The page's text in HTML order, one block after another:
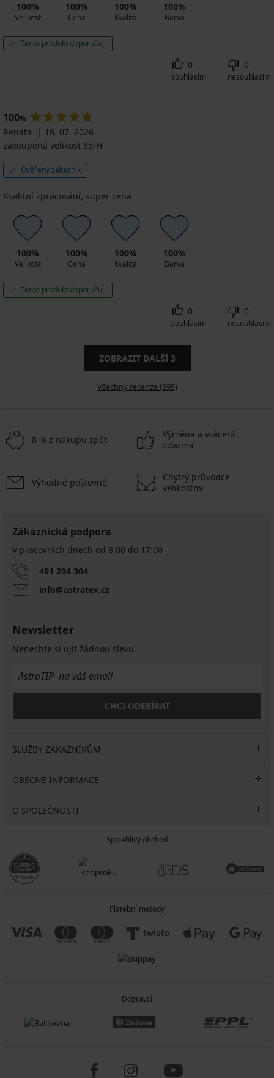
100%
Velikost
100%
Cena
100%
Kvalita
100%
Barva
Tento produkt doporučuji
0
souhlasím
0
nesouhlasím
100%
Renata
16. 07. 2026
zakoupená velikost 85/H
Ověřený zákazník
Kvalitní zpracování, super cena
100%
Velikost
100%
Cena
100%
Kvalita
100%
Barva
Tento produkt doporučuji
0
souhlasím
0
nesouhlasím
ZOBRAZIT DALŠÍ 3
Všechny recenze (695)
8 % z nákupu zpět
Výměna a vrácení
zdarma
Výhodné poštovné
Chytrý průvodce
velikostmi
Zákaznická podpora
V pracovních dnech od 8:00 do 17:00
491 204 304
info@astratex.cz
Newsletter
Nenechte si ujít žádnou slevu.
CHCI ODEBÍRAT
SLUŽBY ZÁKAZNÍKŮM
OBECNÉ INFORMACE
O SPOLEČNOSTI
Spolehlivý obchod
Platební metody
Dopravci